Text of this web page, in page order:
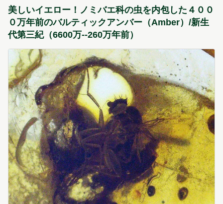
美しいイエロー！ノミバエ科の虫を内包した４００
０万年前のバルティックアンバー（Amber）/新生
代第三紀（6600万--260万年前）